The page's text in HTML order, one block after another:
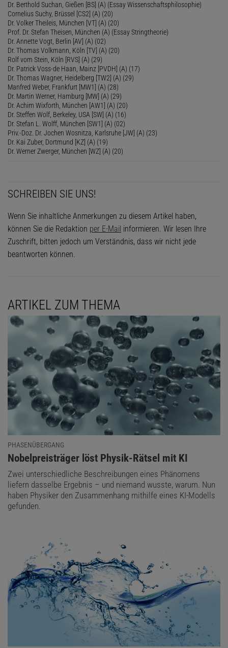
Dr. Berthold Suchan, Gießen [BS] (A) (Essay Wissenschaftsphilosophie)
Cornelius Suchy, Brüssel [CS2] (A) (20)
Dr. Volker Theileis, München [VT] (A) (20)
Prof. Dr. Stefan Theisen, München (A) (Essay Stringtheorie)
Dr. Annette Vogt, Berlin [AV] (A) (02)
Dr. Thomas Volkmann, Köln [TV] (A) (20)
Rolf vom Stein, Köln [RVS] (A) (29)
Dr. Patrick Voss-de Haan, Mainz [PVDH] (A) (17)
Dr. Thomas Wagner, Heidelberg [TW2] (A) (29)
Manfred Weber, Frankfurt [MW1] (A) (28)
Dr. Martin Werner, Hamburg [MW] (A) (29)
Dr. Achim Wixforth, München [AW1] (A) (20)
Dr. Steffen Wolf, Berkeley, USA [SW] (A) (16)
Dr. Stefan L. Wolff, München [SW1] (A) (02)
Priv.-Doz. Dr. Jochen Wosnitza, Karlsruhe [JW] (A) (23)
Dr. Kai Zuber, Dortmund [KZ] (A) (19)
Dr. Werner Zwerger, München [WZ] (A) (20)
SCHREIBEN SIE UNS!
Wenn Sie inhaltliche Anmerkungen zu diesem Artikel haben,
können Sie die Redaktion per E-Mail informieren. Wir lesen Ihre
Zuschrift, bitten jedoch um Verständnis, dass wir nicht jede
beantworten können.
ARTIKEL ZUM THEMA
PHASENÜBERGANG
:
Nobelpreisträger löst Physik-Rätsel mit KI
Zwei unterschiedliche Beschreibungen eines Phänomens
liefern dasselbe Ergebnis – und niemand wusste, warum. Nun
haben Physiker den Zusammenhang mithilfe eines KI-Modells
gefunden.